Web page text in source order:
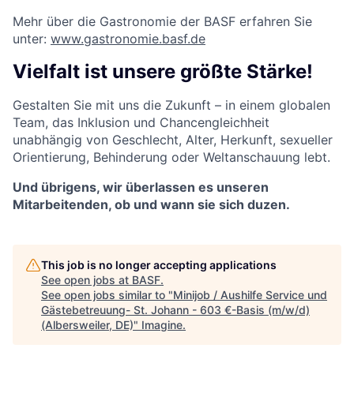
Mehr über die Gastronomie der BASF erfahren Sie
unter: www.gastronomie.basf.de
Vielfalt ist unsere größte Stärke!
Gestalten Sie mit uns die Zukunft – in einem globalen
Team, das Inklusion und Chancengleichheit
unabhängig von Geschlecht, Alter, Herkunft, sexueller
Orientierung, Behinderung oder Weltanschauung lebt.
Und übrigens, wir überlassen es unseren
Mitarbeitenden, ob und wann sie sich duzen.
This job is no longer accepting applications
See open jobs at BASF.
See open jobs similar to "Minijob / Aushilfe Service und
Gästebetreuung- St. Johann - 603 €-Basis (m/w/d)
(Albersweiler, DE)" Imagine.